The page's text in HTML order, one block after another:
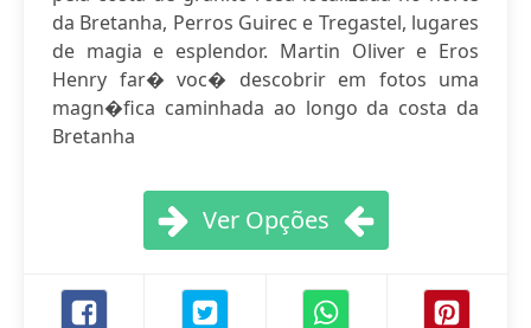
da Bretanha, Perros Guirec e Tregastel, lugares
de magia e esplendor. Martin Oliver e Eros
Henry far� voc� descobrir em fotos uma
magn�fica caminhada ao longo da costa da
Bretanha
Ver Opções